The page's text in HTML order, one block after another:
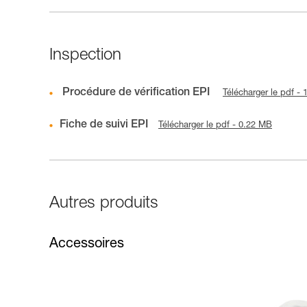
Inspection
Procédure de vérification EPI Télécharger le pdf -
Fiche de suivi EPI Télécharger le pdf - 0.22 MB
Autres produits
Accessoires